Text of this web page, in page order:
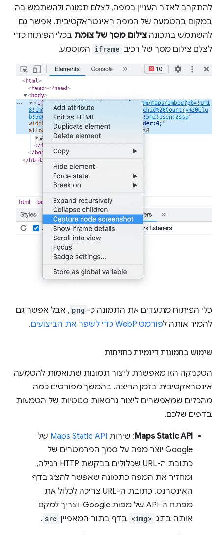
להתקרב לאזור העניין במפה, לצלם תמונה ולהשתמש בה
במקום בהטמעה של המפה האינטראקטיבית. אפשר גם
להשתמש בתכונה צילום מסך של צומת בכלי הפיתוח כדי
לצלם צילום מסך של רכיב iframe המוטמע.
כלי הפיתוח מתעדים את התמונה כ- png , אבל אפשר גם
להמיר אותה לפורמט WebP כדי לשפר את הביצועים .
שימוש בתמונות דינמיות כחזיתות
הטכניקה הזו מאפשרת ליצור תמונות שתואמות להטמעה
אינטראקטיבית בזמן הריצה. בהמשך מפורטים כמה
מהכלים שמאפשרים ליצור גרסאות סטטיות של הטמעות
בדפים שלכם.
Maps Static API: שירות Maps Static API של
Google יוצר מפה על סמך הפרמטרים של
כתובת ה-URL שכלולים בבקשת HTTP רגילה,
ומחזיר את המפה כתמונה שאפשר להציג בדף
האינטרנט. כתובת ה-URL צריכה לכלול את
מפתח ה-API של מפות Google, וצריך למקם
אותה בתג <img> בדף בתור המאפיין src
.